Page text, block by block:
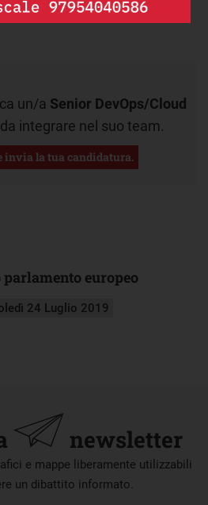
un/a Senior DevOps/Cloud
da integrare nel suo team.
invia la tua candidatura.
europeo
24 Luglio 2019
newsletter
e mappe liberamente utilizzabili
un dibattito informato.